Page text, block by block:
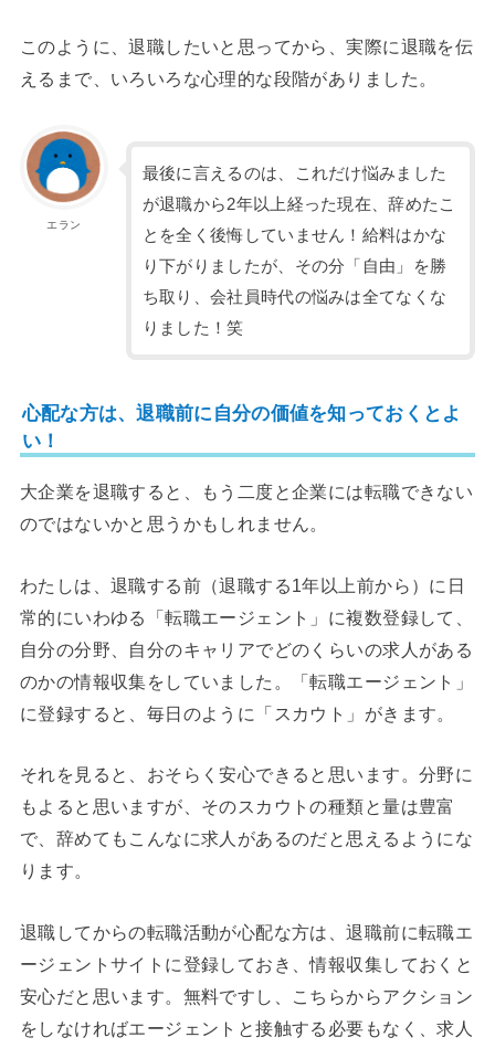
このように、退職したいと思ってから、実際に退職を伝
えるまで、いろいろな心理的な段階がありました。
エラン
最後に言えるのは、これだけ悩みました
が退職から2年以上経った現在、辞めたこ
とを全く後悔していません！給料はかな
り下がりましたが、その分「自由」を勝
ち取り、会社員時代の悩みは全てなくな
りました！笑
心配な方は、退職前に自分の価値を知っておくとよ
い！
大企業を退職すると、もう二度と企業には転職できない
のではないかと思うかもしれません。
わたしは、退職する前（退職する1年以上前から）に日
常的にいわゆる「転職エージェント」に複数登録して、
自分の分野、自分のキャリアでどのくらいの求人がある
のかの情報収集をしていました。「転職エージェント」
に登録すると、毎日のように「スカウト」がきます。
それを見ると、おそらく安心できると思います。分野に
もよると思いますが、そのスカウトの種類と量は豊富
で、辞めてもこんなに求人があるのだと思えるようにな
ります。
退職してからの転職活動が心配な方は、退職前に転職エ
ージェントサイトに登録しておき、情報収集しておくと
安心だと思います。無料ですし、こちらからアクション
をしなければエージェントと接触する必要もなく、求人